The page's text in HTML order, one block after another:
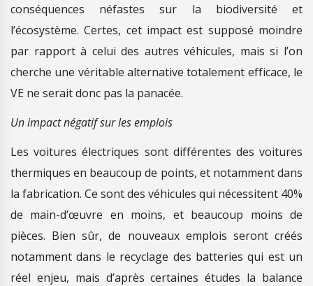
conséquences néfastes sur la biodiversité et
l’écosystème. Certes, cet impact est supposé moindre
par rapport à celui des autres véhicules, mais si l’on
cherche une véritable alternative totalement efficace, le
VE ne serait donc pas la panacée.
Un impact négatif sur les emplois
Les voitures électriques sont différentes des voitures
thermiques en beaucoup de points, et notamment dans
la fabrication. Ce sont des véhicules qui nécessitent 40%
de main-d’œuvre en moins, et beaucoup moins de
pièces. Bien sûr, de nouveaux emplois seront créés
notamment dans le recyclage des batteries qui est un
réel enjeu, mais d’après certaines études la balance